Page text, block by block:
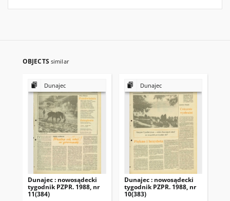
OBJECTS similar
Dunajec
Dunajec : nowosądecki
tygodnik PZPR. 1988, nr
11(384)
Dunajec
Dunajec : nowosądecki
tygodnik PZPR. 1988, nr
10(383)